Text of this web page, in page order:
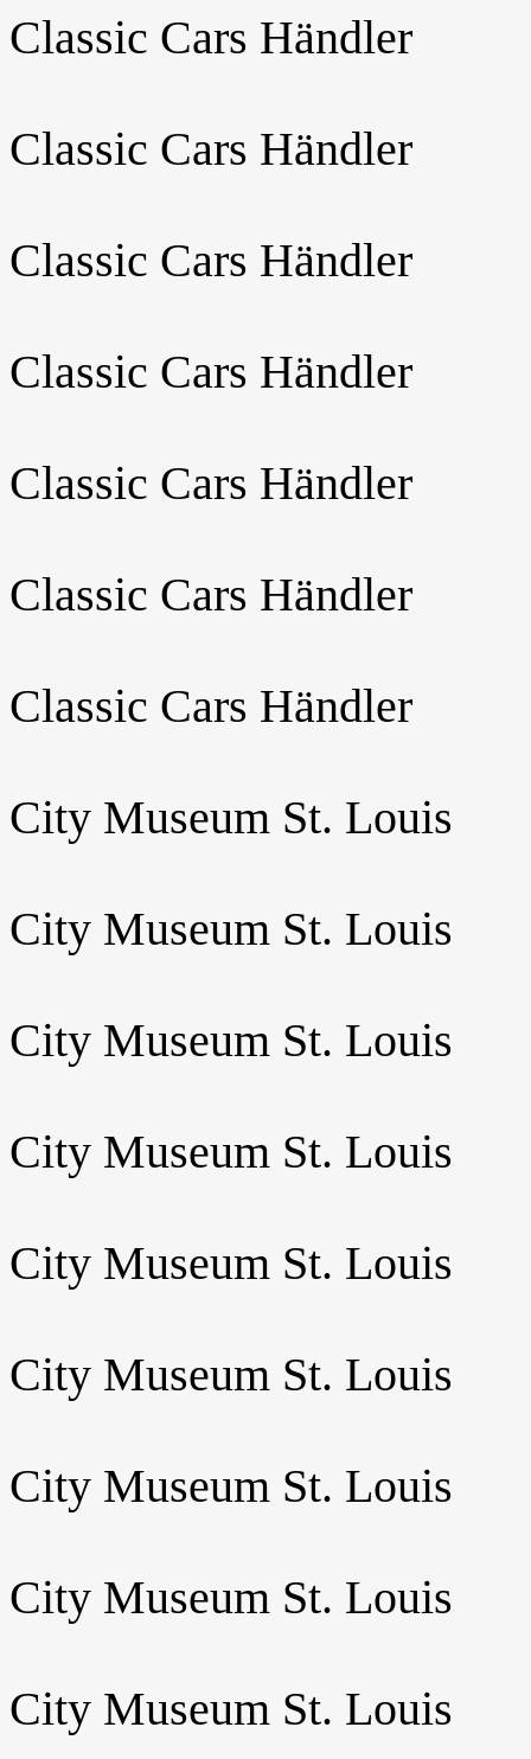
Classic Cars Händler
Classic Cars Händler
Classic Cars Händler
Classic Cars Händler
Classic Cars Händler
Classic Cars Händler
Classic Cars Händler
City Museum St. Louis
City Museum St. Louis
City Museum St. Louis
City Museum St. Louis
City Museum St. Louis
City Museum St. Louis
City Museum St. Louis
City Museum St. Louis
City Museum St. Louis